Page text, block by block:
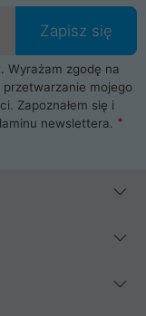
albo laptopa w
komputerowe
pamięci,
pomogą Ci wybrać
do komputera.
na rynku
Apple, Samsung i
możesz
Zapisz się
Wyrażam zgodę na
mojego
Zapoznałem się i
newslettera.